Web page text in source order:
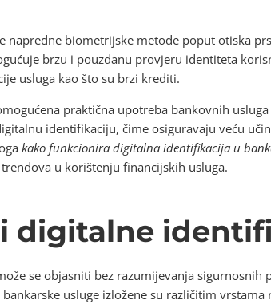
biometrijske metode poput otiska
brzu i pouzdanu provjeru identiteta
usluga kao što su brzi krediti.
praktična upotreba bankovnih
identifikaciju, čime osiguravaju veću
kako funkcionira digitalna identifikacija u
u korištenju financijskih usluga.
digitalne
se objasniti bez razumijevanja sigurnosnih
usluge izložene su različitim